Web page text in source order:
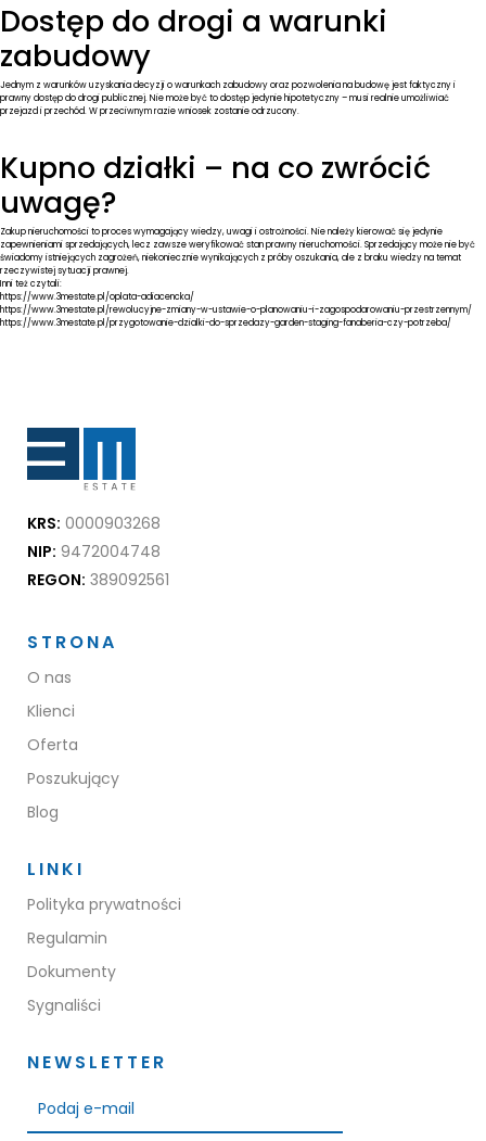
Dostęp do drogi a warunki
zabudowy
Jednym z warunków uzyskania decyzji o warunkach zabudowy oraz pozwolenia na budowę jest faktyczny i
prawny dostęp do drogi publicznej. Nie może być to dostęp jedynie hipotetyczny – musi realnie umożliwiać
przejazd i przechód. W przeciwnym razie wniosek zostanie odrzucony.
Kupno działki – na co zwrócić
uwagę?
Zakup nieruchomości to proces wymagający wiedzy, uwagi i ostrożności. Nie należy kierować się jedynie
zapewnieniami sprzedających, lecz zawsze weryfikować stan prawny nieruchomości. Sprzedający może nie być
świadomy istniejących zagrożeń, niekoniecznie wynikających z próby oszukania, ale z braku wiedzy na temat
rzeczywistej sytuacji prawnej.
Inni też czytali:
https://www.3mestate.pl/oplata-adiacencka/
https://www.3mestate.pl/rewolucyjne-zmiany-w-ustawie-o-planowaniu-i-zagospodarowaniu-przestrzennym/
https://www.3mestate.pl/przygotowanie-dzialki-do-sprzedazy-garden-staging-fanaberia-czy-potrzeba/
KRS: 0000903268
NIP: 9472004748
REGON: 389092561
STRONA
O nas
Klienci
Oferta
Poszukujący
Blog
LINKI
Polityka prywatności
Regulamin
Dokumenty
Sygnaliści
NEWSLETTER